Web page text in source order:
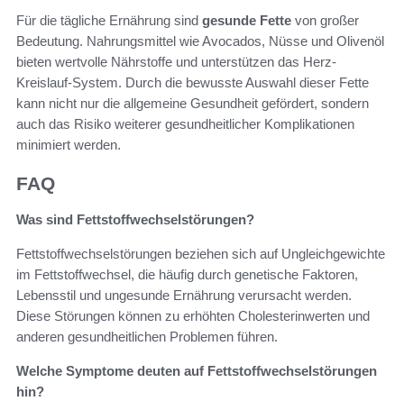
Für die tägliche Ernährung sind gesunde Fette von großer
Bedeutung. Nahrungsmittel wie Avocados, Nüsse und Olivenöl
bieten wertvolle Nährstoffe und unterstützen das Herz-
Kreislauf-System. Durch die bewusste Auswahl dieser Fette
kann nicht nur die allgemeine Gesundheit gefördert, sondern
auch das Risiko weiterer gesundheitlicher Komplikationen
minimiert werden.
FAQ
Was sind Fettstoffwechselstörungen?
Fettstoffwechselstörungen beziehen sich auf Ungleichgewichte
im Fettstoffwechsel, die häufig durch genetische Faktoren,
Lebensstil und ungesunde Ernährung verursacht werden.
Diese Störungen können zu erhöhten Cholesterinwerten und
anderen gesundheitlichen Problemen führen.
Welche Symptome deuten auf Fettstoffwechselstörungen
hin?